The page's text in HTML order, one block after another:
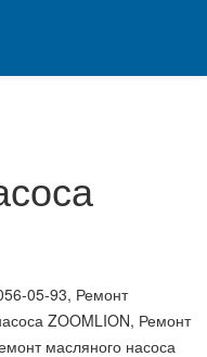
05-93, Ремонт
ZOOMLION, Ремонт
масляного насоса